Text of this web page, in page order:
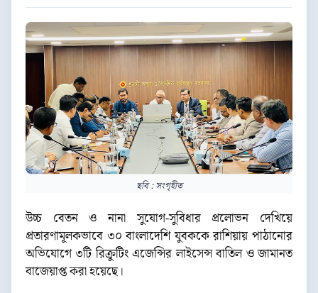
ছবি : সংগৃহীত
উচ্চ বেতন ও নানা সুযোগ-সুবিধার প্রলোভন দেখিয়ে
প্রতারণামূলকভাবে ৩০ বাংলাদেশি যুবককে রাশিয়ায় পাঠানোর
অভিযোগে ৩টি রিক্রুটিং এজেন্সির লাইসেন্স বাতিল ও জামানত
বাজেয়াপ্ত করা হয়েছে।